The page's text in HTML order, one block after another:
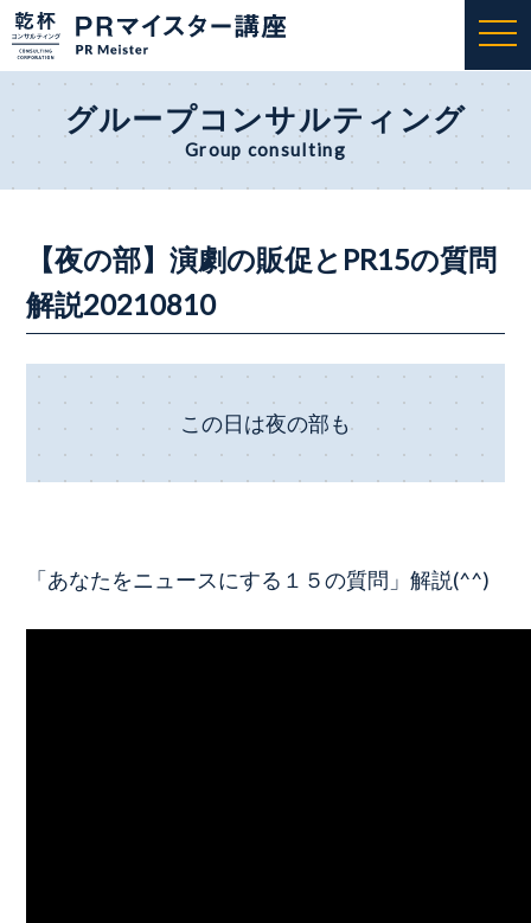
グループコンサルティング
Group consulting
【夜の部】演劇の販促とPR15の質問
解説20210810
この日は夜の部も
「あなたをニュースにする１５の質問」解説(^^)